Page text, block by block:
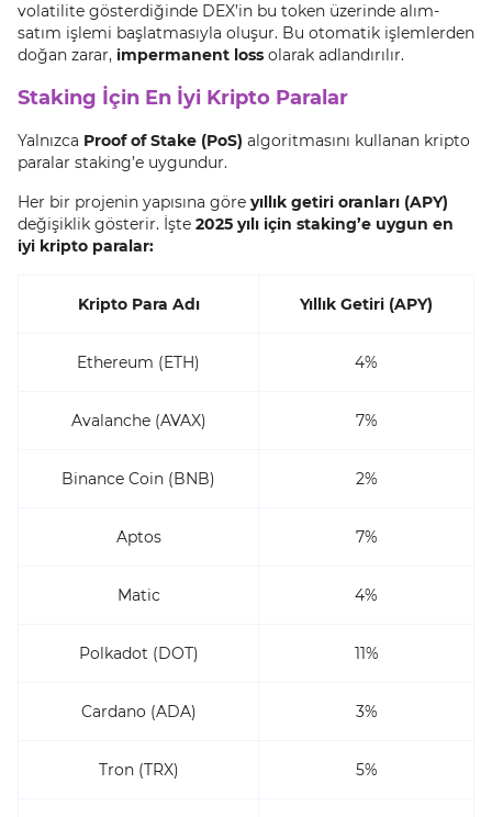
volatilite gösterdiğinde DEX’in bu token üzerinde alım-
satım işlemi başlatmasıyla oluşur. Bu otomatik işlemlerden
doğan zarar, impermanent loss olarak adlandırılır.
Staking İçin En İyi Kripto Paralar
Yalnızca Proof of Stake (PoS) algoritmasını kullanan kripto
paralar staking’e uygundur.
Her bir projenin yapısına göre yıllık getiri oranları (APY)
değişiklik gösterir. İşte 2025 yılı için staking’e uygun en
iyi kripto paralar:
Kripto Para Adı Yıllık Getiri (APY)
Ethereum (ETH) 4%
Avalanche (AVAX) 7%
Binance Coin (BNB) 2%
Aptos 7%
Matic 4%
Polkadot (DOT) 11%
Cardano (ADA) 3%
Tron (TRX) 5%